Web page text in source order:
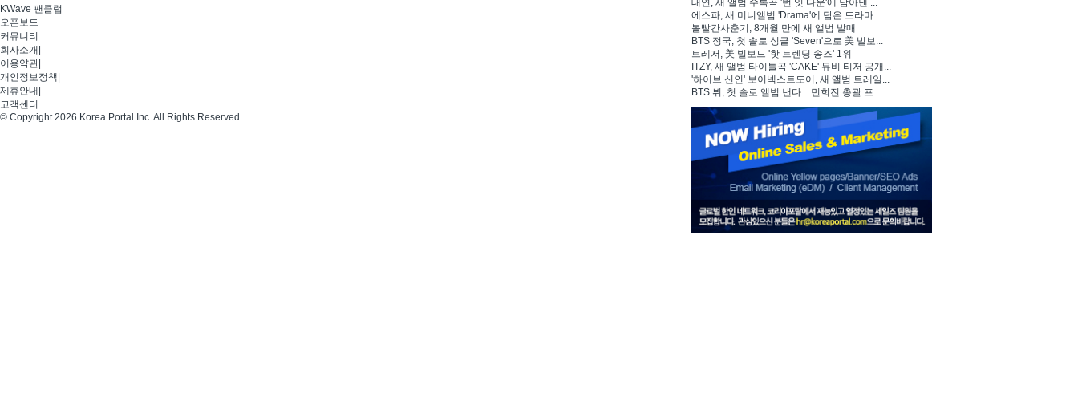
태연, 새 앨범 수록곡 '번 잇 다운'에 담아낸 ...
에스파, 새 미니앨범 'Drama'에 담은 드라마...
볼빨간사춘기, 8개월 만에 새 앨범 발매
BTS 정국, 첫 솔로 싱글 'Seven'으로 美 빌보...
트레저, 美 빌보드 '핫 트렌딩 송즈' 1위
ITZY, 새 앨범 타이틀곡 'CAKE' 뮤비 티저 공개...
'하이브 신인' 보이넥스트도어, 새 앨범 트레일...
BTS 뷔, 첫 솔로 앨범 낸다…민희진 총괄 프...
KWave 팬클럽
오픈보드
커뮤니티
회사소개
이용약관
개인정보정책
제휴안내
고객센터
© Copyright 2026 Korea Portal Inc. All Rights Reserved.